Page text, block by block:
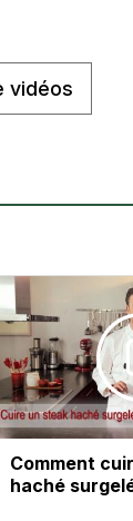
vidéos
Comment
haché